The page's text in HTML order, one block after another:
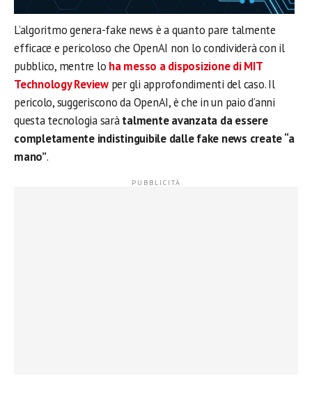
L’algoritmo genera-fake news è a quanto pare talmente
efficace e pericoloso che OpenAI non lo condividerà con il
pubblico, mentre lo ha messo a disposizione di MIT
Technology Reviewper gli approfondimenti del caso. Il
pericolo, suggeriscono da OpenAI, è che in un paio d’anni
questa tecnologia saràtalmente avanzata da essere
completamente indistinguibile dalle fake news create “a
mano”.